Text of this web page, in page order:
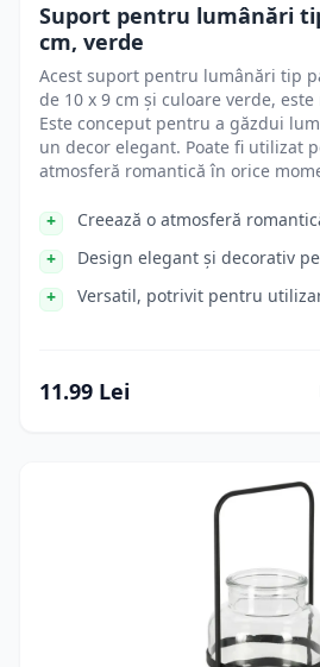
Suport pentru lumânări
cm, verde
Acest suport pentru lumânări tip
de 10 x 9 cm și culoare verde,
Este conceput pentru a găzdui
un decor elegant. Poate fi utilizat
atmosferă romantică în orice
Creează o atmosferă
Design elegant și decorativ
Versatil, potrivit pentru
11.99 Lei